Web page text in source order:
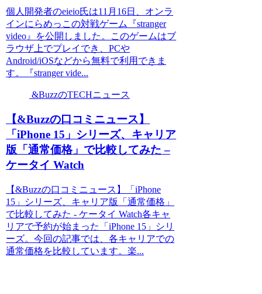
個人開発者のeieio氏は11月16日、オンラ
インにらめっこの対戦ゲーム『stranger
video』を公開しました。このゲームはブ
ラウザ上でプレイでき、PCや
Android/iOSなどから無料で利用できま
す。『stranger vide...
&BuzzのTECHニュース
【&Buzzの口コミニュース】
「iPhone 15」シリーズ、キャリア
版「通常価格」で比較してみた –
ケータイ Watch
【&Buzzの口コミニュース】「iPhone
15」シリーズ、キャリア版「通常価格」
で比較してみた - ケータイ Watch各キャ
リアで予約が始まった「iPhone 15」シリ
ーズ。今回の記事では、各キャリアでの
通常価格を比較しています。楽...